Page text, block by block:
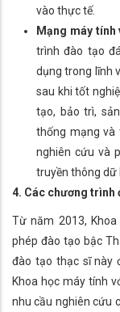
vào thực tế.
Mạng máy tính
trình đào tạo
dụng trong lĩnh
sau khi tốt
tạo, bảo trì,
thống mạng và
nghiên cứu và
truyền thông dữ
4. Các chương trình
Từ năm 2013,
phép đào tạo bậc
đào tạo thạc sĩ này
Khoa học máy tính
nhu cầu nghiên cứu